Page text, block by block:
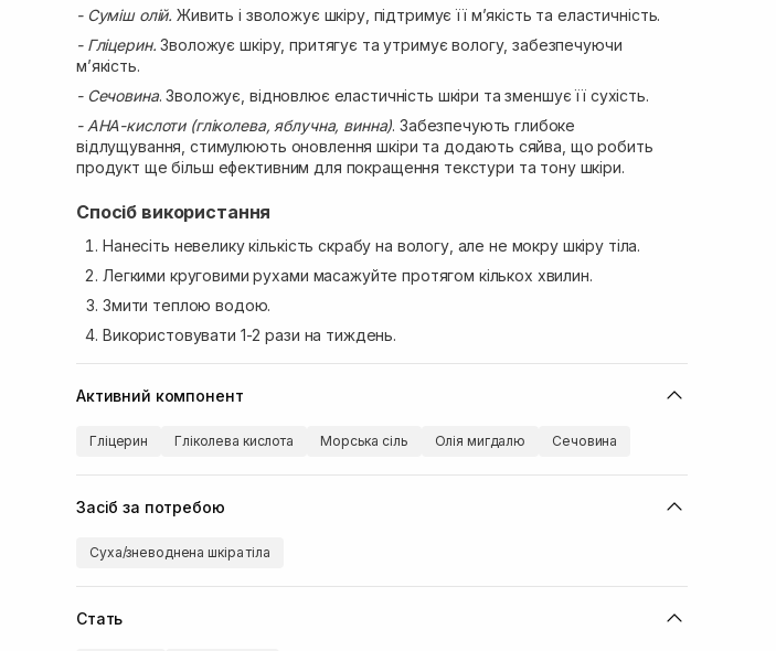
- Суміш олій. Живить і зволожує шкіру, підтримує її м’якість та еластичність.
- Гліцерин.Зволожує шкіру, притягує та утримує вологу, забезпечуючи
м’якість.
- Сечовина. Зволожує, відновлює еластичність шкіри та зменшує її сухість.
- AHA-кислоти (гліколева, яблучна, винна). Забезпечують глибоке
відлущування, стимулюють оновлення шкіри та додають сяйва, що робить
продукт ще більш ефективним для покращення текстури та тону шкіри.
Спосіб використання
Нанесіть невелику кількість скрабу на вологу, але не мокру шкіру тіла.
Легкими круговими рухами масажуйте протягом кількох хвилин.
Змити теплою водою.
Використовувати 1-2 рази на тиждень.
Активний компонент
Гліцерин Гліколева кислота Морська сіль Олія мигдалю Сечовина
Засіб за потребою
Суха/зневоднена шкіра тіла
Стать